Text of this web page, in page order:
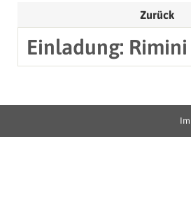
Zurück
Einladung: